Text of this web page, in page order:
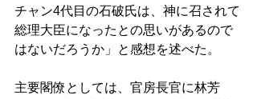
チャン4代目の石破氏は、神に召されて
総理大臣になったとの思いがあるので
はないだろうか」と感想を述べた。
主要閣僚としては、官房長官に林芳